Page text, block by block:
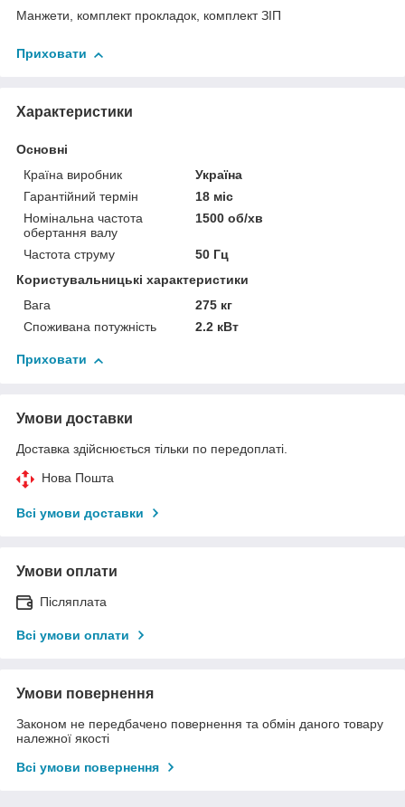
Манжети, комплект прокладок, комплект ЗІП
Приховати
Характеристики
Основні
Країна виробник
Україна
Гарантійний термін
18 міс
Номінальна частота
обертання валу
1500 об/хв
Частота струму
50 Гц
Користувальницькі характеристики
Вага
275 кг
Споживана потужність
2.2 кВт
Приховати
Умови доставки
Доставка здійснюється тільки по передоплаті.
Нова Пошта
Всі умови доставки
Умови оплати
Післяплата
Всі умови оплати
Умови повернення
Законом не передбачено повернення та обмін даного товару
належної якості
Всі умови повернення